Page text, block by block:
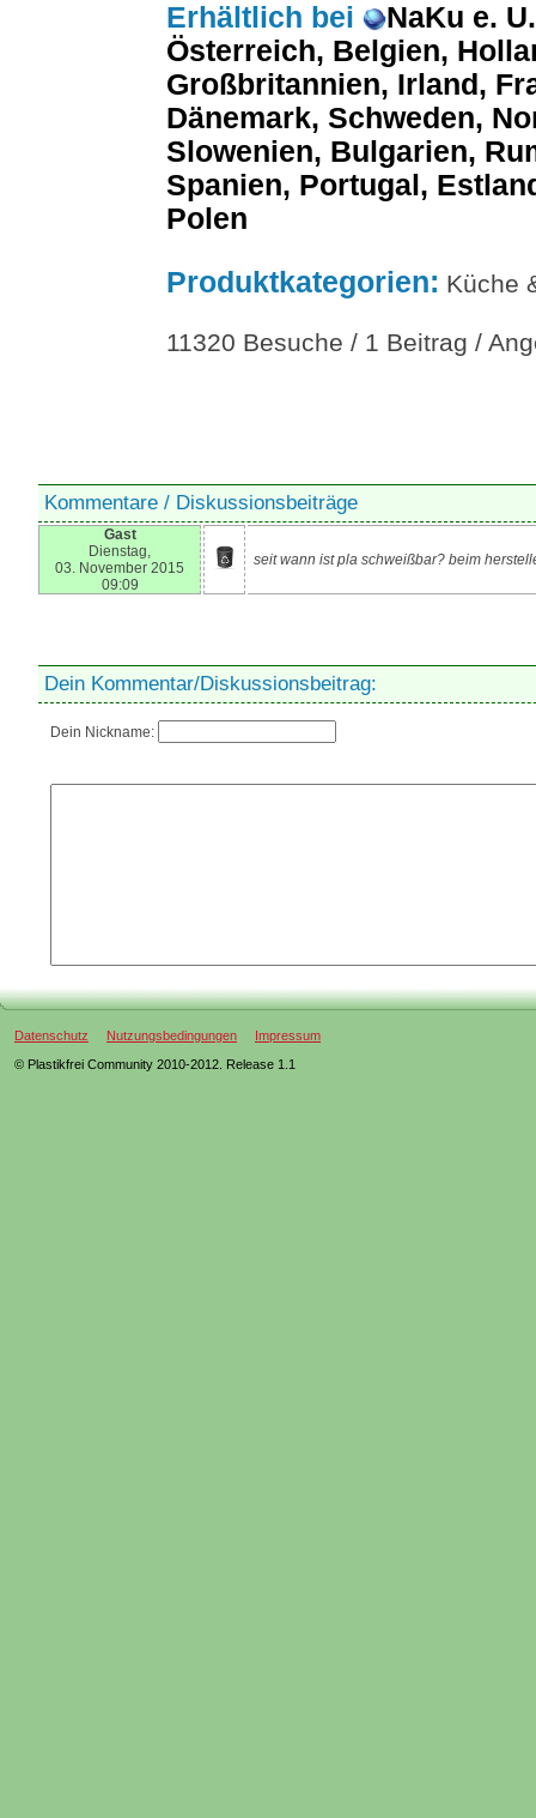
Erhältlich bei
NaKu e.
Österreich, Belgien,
Großbritannien, Irland,
Dänemark, Schweden,
Slowenien, Bulgarien,
Spanien, Portugal,
Polen
Produktkategorien: Küche
11320 Besuche / 1 Beitrag /
Kommentare / Diskussionsbeiträge
Gast
Dienstag,
03. November 2015
09:09
seit wann ist pla schweißbar? beim
Dein Kommentar/Diskussionsbeitrag:
Dein Nickname:
Datenschutz Nutzungsbedingungen
Impressum
© Plastikfrei Community 2010-2012. Release 1.1